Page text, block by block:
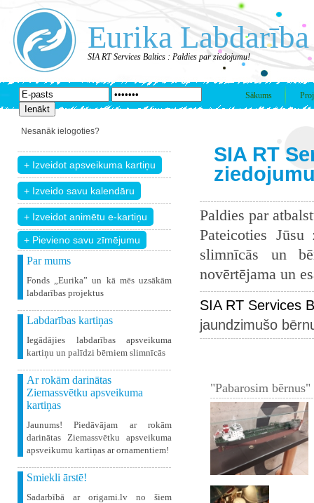
Eurika Labdarība
SIA RT Services Baltics : Paldies par ziedojumu!
Sākums
Nesanāk ielogoties?
+ Pievieno savu zīmējumu
Par mums
Fonds „Eurika” un kā mēs uzsākām
labdarības projektus
Labdarības kartiņas
Iegādājies labdarības apsveikuma
kartiņu un palīdzi bērniem slimnīcās
Ar rokām darinātas
Ziemassvētku apsveikuma
kartiņas
Jaunums! Piedāvājam ar rokām
darinātas Ziemassvētku apsveikuma
apsveikumu kartiņas ar ornamentiem!
Smiekli ārstē!
Sadarbībā ar origami.lv no šiem
SIA RT
Paldies par
Pateicoties
slimnīcās un
novērtējama un
SIA RT Services
jaundzimušo
"Pabarosim